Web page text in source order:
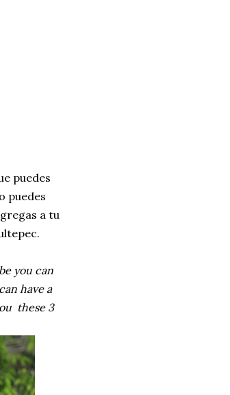
puedes
puedes
a tu
you can
have a
these 3